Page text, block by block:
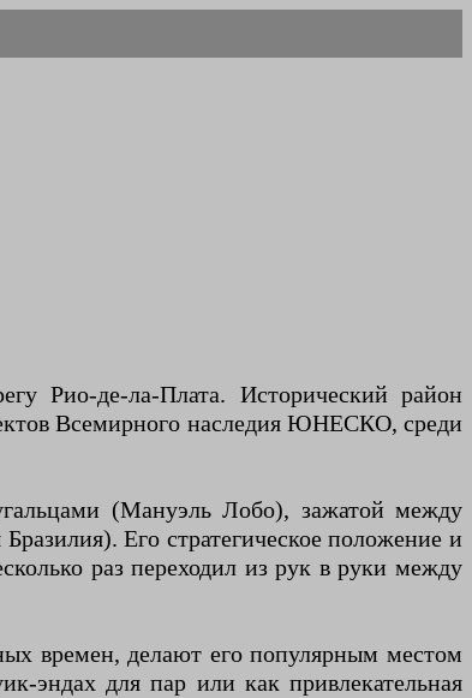
Рио-де-ла-Плата. Исторический район
Всемирного наследия ЮНЕСКО, среди
(Мануэль Лобо), зажатой между
Его стратегическое положение и
раз переходил из рук в руки между
времен, делают его популярным местом
эндах для пар или как привлекательная